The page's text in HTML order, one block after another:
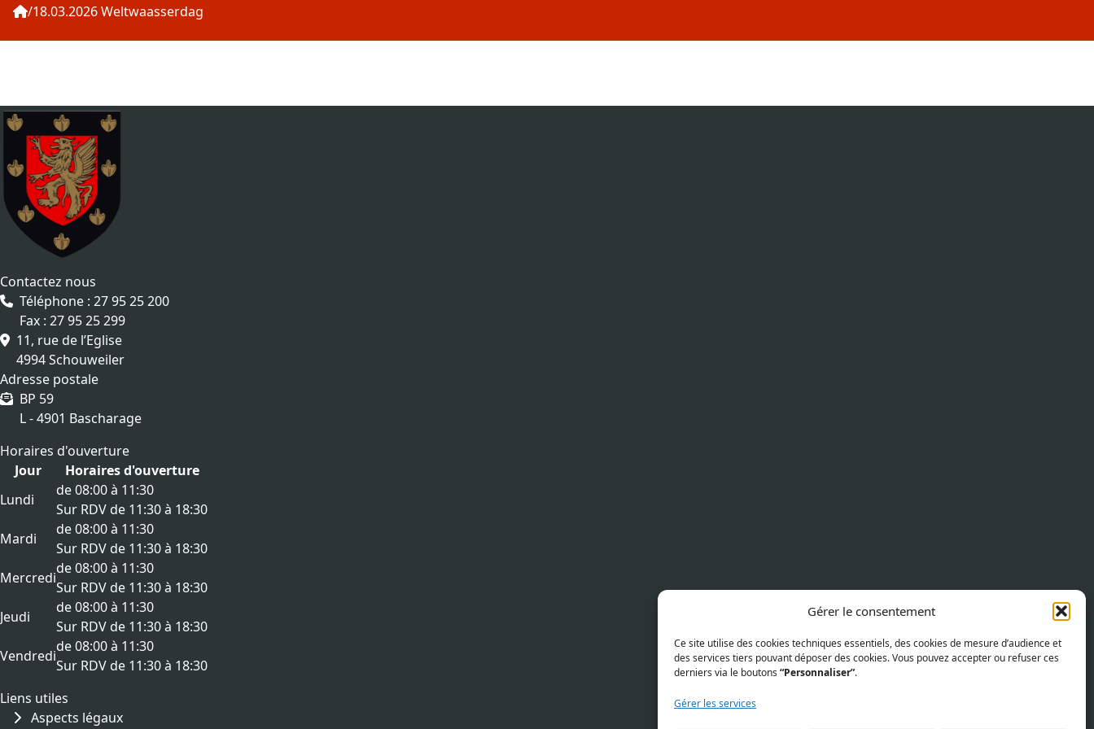
Gérer le consentement
Ce site utilise des cookies techniques essentiels, des cookies de mesure d’audience et
des services tiers pouvant déposer des cookies. Vous pouvez accepter ou refuser ces
derniers via le boutons “Personnaliser”.
Gérer les services
18.03.2026 Weltwaasserdag
Contactez nous
Téléphone : 27 95 25 200
Fax : 27 95 25 299
11, rue de l’Eglise
4994 Schouweiler
Adresse postale
BP 59
L - 4901 Bascharage
Horaires d'ouverture
Jour
Horaires d'ouverture
Lundi
de 08:00 à 11:30
Sur RDV de 11:30 à 18:30
Mardi
de 08:00 à 11:30
Sur RDV de 11:30 à 18:30
Mercredi
de 08:00 à 11:30
Sur RDV de 11:30 à 18:30
Jeudi
de 08:00 à 11:30
Sur RDV de 11:30 à 18:30
Vendredi
de 08:00 à 11:30
Sur RDV de 11:30 à 18:30
Liens utiles
Aspects légaux